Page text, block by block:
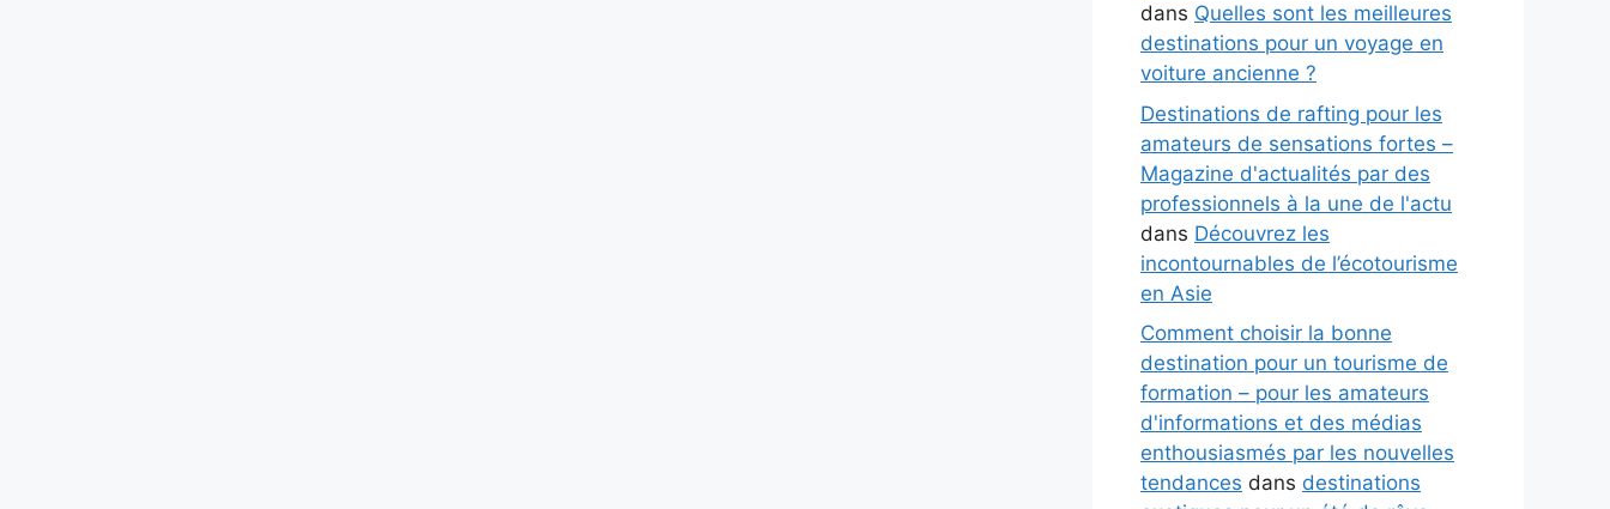
dans Quelles sont les meilleures
destinations pour un voyage en
voiture ancienne ?
Destinations de rafting pour les
amateurs de sensations fortes –
Magazine d'actualités par des
professionnels à la une de l'actu
dans Découvrez les
incontournables de l’écotourisme
en Asie
Comment choisir la bonne
destination pour un tourisme de
formation – pour les amateurs
d'informations et des médias
enthousiasmés par les nouvelles
tendances dans destinations